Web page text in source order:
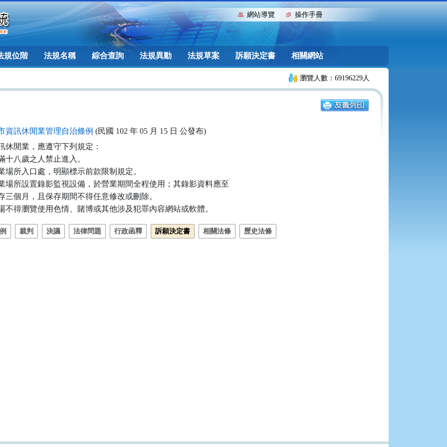
::: 網站導覽 操作手冊
規位階 法規名稱 綜合查詢 法規異動 法規草案 訴願決定書 相關網站
瀏覽人數：69196229人
資訊休閒業管理自治條例 (民國 102 年 05 月 15 日 公發布)
休閒業，應遵守下列規定：
十八歲之人禁止進入。
場所入口處，明顯標示前款限制規定。
場所設置錄影監視設備，於營業期間全程使用；其錄影資料應至
存三個月，且保存期間不得任意修改或刪除。
不得瀏覽使用色情、賭博或其他涉及犯罪內容網站或軟體。
裁判 決議 法律問題 行政函釋 訴願決定書 相關法條 歷史法條